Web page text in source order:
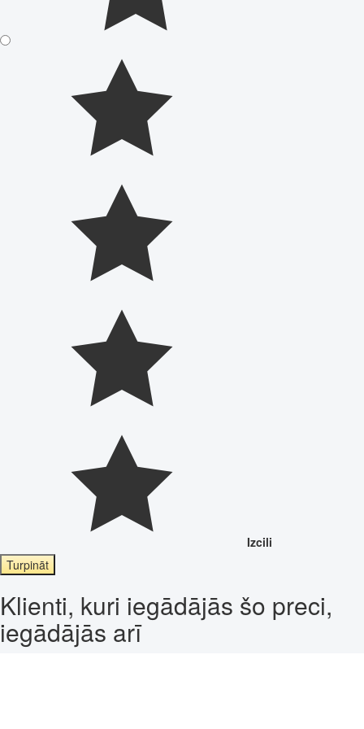
Izcili
Turpināt
Klienti, kuri iegādājās šo preci,
iegādājās arī